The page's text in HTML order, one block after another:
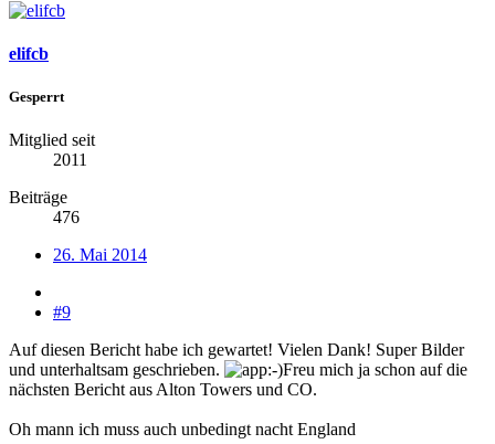
elifcb
Gesperrt
Mitglied seit
2011
Beiträge
476
26. Mai 2014
#9
Auf diesen Bericht habe ich gewartet! Vielen Dank! Super Bilder
und unterhaltsam geschrieben.
Freu mich ja schon auf die
nächsten Bericht aus Alton Towers und CO.
Oh mann ich muss auch unbedingt nacht England